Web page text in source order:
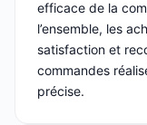
efficace de la
l’ensemble, les
satisfaction et
commandes
précise.